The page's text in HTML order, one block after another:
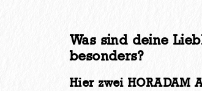
Was sind deine
besonders?
Hier zwei HORADAM